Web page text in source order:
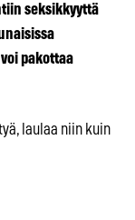
seksikkyyttä
pakottaa
laulaa niin kuin